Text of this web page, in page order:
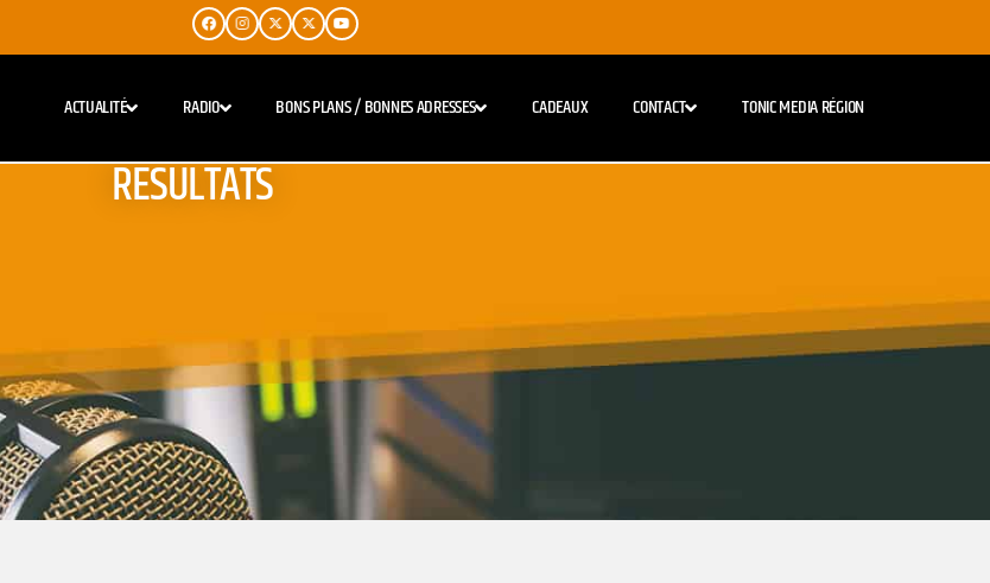
ACTUALITÉ RADIO BONS PLANS / BONNES ADRESSES CADEAUX CONTACT TONIC MEDIA RÉGION
RESULTATS